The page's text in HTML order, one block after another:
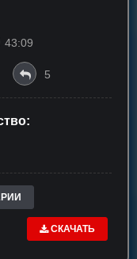
43:09
5
СКАЧАТЬ